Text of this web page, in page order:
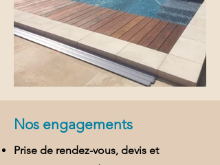
Nos engagements
Prise de rendez-vous, devis et